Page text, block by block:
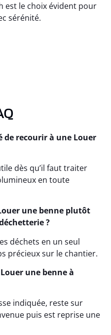
est le choix évident pour
sérénité.
de recourir à une Louer
dès qu’il faut traiter
en toute
une benne plutôt
?
déchets en un seul
précieux sur le chantier.
une benne à
indiquée, reste sur
puis est reprise une